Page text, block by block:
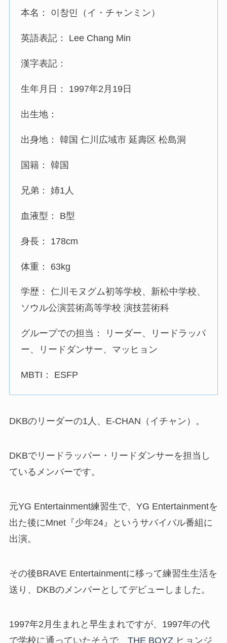
本名： 이창민（イ・チャンミン）
英語表記： Lee Chang Min
漢字表記：
生年月日： 1997年2月19日
出生地：
出身地： 韓国 仁川広域市 延壽区 松島洞
国籍： 韓国
兄弟： 姉1人
血液型： B型
身長： 178cm
体重： 63kg
学歴： 仁川モヌグム初等学校、新松中学校、
ソウル公演芸術高等学校 演技芸術科
グループでの担当： リーダー、リードラッパ
ー、リードダンサー、マッヒョン
MBTI： ESFP
DKBのリーダーの1人、E-CHAN（イチャン）。
DKBでリードラッパー・リードダンサーを担当し
ているメンバーです。
元YG Entertainment練習生で、YG Entertainmentを
出た後にMnet『少年24』というサバイバル番組に
出演。
その後BRAVE Entertainmentに移って練習生生活を
送り、DKBのメンバーとしてデビューしました。
1997年2月生まれと早生まれですが、1997年の代
で学校に通っていたそうで、 THE BOYZヒョンジ